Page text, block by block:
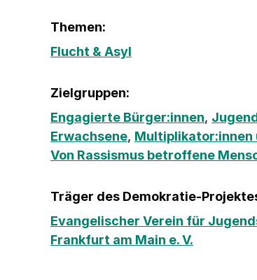
Themen:
Flucht & Asyl
Zielgruppen:
Engagierte Bürger:innen,
Erwachsene, Multiplikator:innen
Von Rassismus betroffene
Träger des Demokratie-
Evangelischer Verein für
Frankfurt am Main e. V.